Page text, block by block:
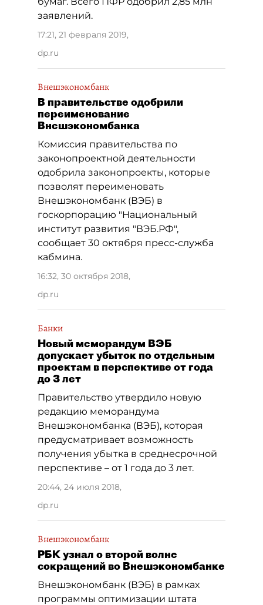
заявлений.
17:21, 21 февраля 2019,
dp.ru
Внешэкономбанк
В правительстве одобрили
переименование
Внешэкономбанка
Комиссия правительства по
законопроектной деятельности
одобрила законопроекты, которые
позволят переименовать
Внешэкономбанк (ВЭБ) в
госкорпорацию "Национальный
институт развития "ВЭБ.РФ",
сообщает 30 октября пресс-служба
кабмина.
16:32, 30 октября 2018,
dp.ru
Банки
Новый меморандум ВЭБ
допускает убыток по отдельным
проектам в перспективе от года
до 3 лет
Правительство утвердило новую
редакцию меморандума
Внешэкономбанка (ВЭБ), которая
предусматривает возможность
получения убытка в среднесрочной
перспективе – от 1 года до 3 лет.
20:44, 24 июля 2018,
dp.ru
Внешэкономбанк
РБК узнал о второй волне
сокращений во Внешэкономбанке
Внешэкономбанк (ВЭБ) в рамках
программы оптимизации штата